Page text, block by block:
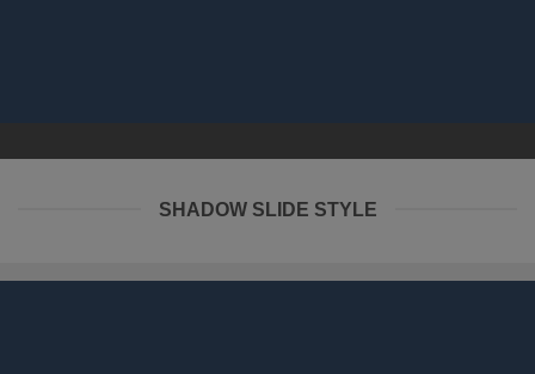
SHADOW SLIDE STYLE